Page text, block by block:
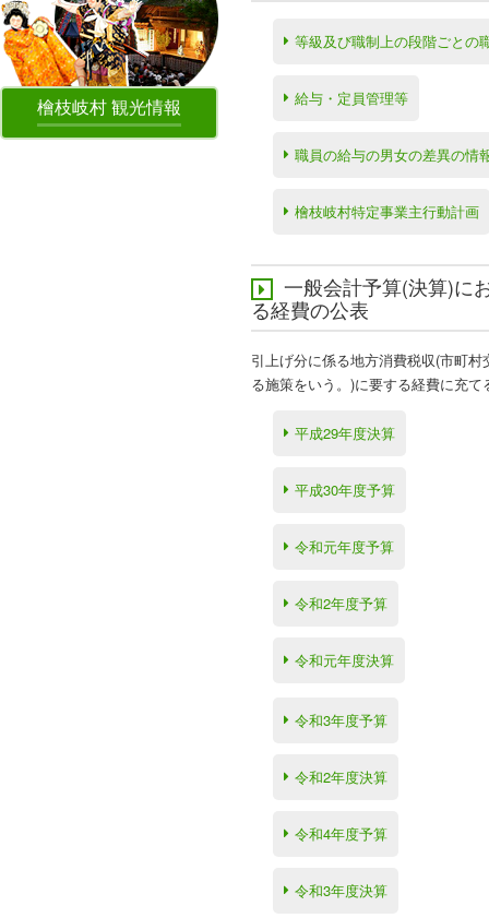
等級及び職制上の段階ごとの
給与・定員管理等
職員の給与の男女の差異の情
檜枝岐村特定事業主行動計画
一般会計予算(決算)に
る経費の公表
引上げ分に係る地方消費税収(市町
る施策をいう。)に要する経費に充
平成29年度決算
平成30年度予算
令和元年度予算
令和2年度予算
令和元年度決算
令和3年度予算
令和2年度決算
令和4年度予算
令和3年度決算
檜枝岐村 観光情報